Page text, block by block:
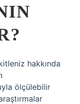
hakkında
ölçülebilir